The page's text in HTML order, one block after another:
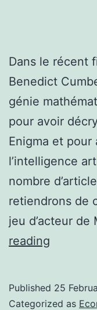
Dans le récent
Benedict
génie
pour avoir
Enigma et pour
l’intelligence
nombre
retiendrons de
jeu d’acteur
reading
Published 25
Categorized as